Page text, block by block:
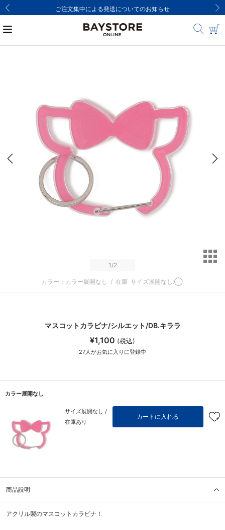
ご注文集中による発送についてのお知らせ
1/2
カラー：カラー展開なし / 在庫 サイズ展開なし:◯
マスコットカラビナ/シルエット/DB.キララ
¥1,100 (税込)
27人がお気に入りに登録中
カラー展開なし
サイズ展開なし /
在庫あり
カートに入れる
商品説明
アクリル製のマスコットカラビナ！